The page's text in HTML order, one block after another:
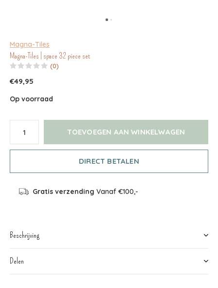
Magna-Tiles
Magna-Tiles | space 32 piece set
(0)
€49,95
Op voorraad
TOEVOEGEN AAN WINKELWAGEN
DIRECT BETALEN
Gratis verzending Vanaf €100,-
Beschrijving
Delen